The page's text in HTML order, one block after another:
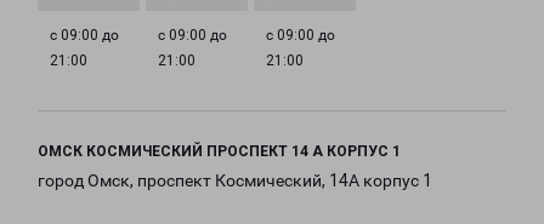
с 09:00 до
21:00
с 09:00 до
21:00
с 09:00 до
21:00
ОМСК КОСМИЧЕСКИЙ ПРОСПЕКТ 14 А КОРПУС 1
город Омск, проспект Космический, 14А корпус 1